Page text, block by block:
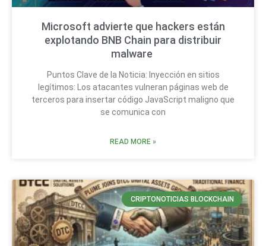
Microsoft advierte que hackers están
explotando BNB Chain para distribuir
malware
Puntos Clave de la Noticia: Inyección en sitios
legítimos: Los atacantes vulneran páginas web de
terceros para insertar código JavaScript maligno que
se comunica con
READ MORE »
CRIPTONOTICIAS BLOCKCHAIN